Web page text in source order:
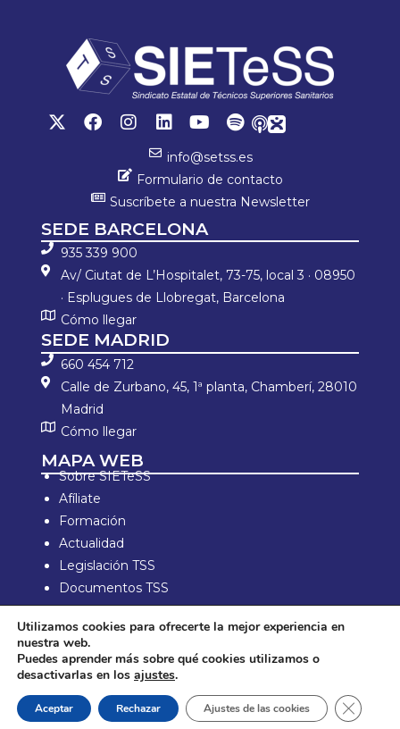
info@setss.es
Formulario de contacto
Suscríbete a nuestra Newsletter
SEDE BARCELONA
935 339 900
Av/ Ciutat de L’Hospitalet, 73-75, local 3 · 08950
· Esplugues de Llobregat, Barcelona
Cómo llegar
SEDE MADRID
660 454 712
Calle de Zurbano, 45, 1ª planta, Chamberí, 28010
Madrid
Cómo llegar
MAPA WEB
Sobre SIETeSS
Afíliate
Formación
Actualidad
Legislación TSS
Documentos TSS
Información laboral
Zona de Socios
Aviso Legal y política de privacidad
Política de compra y devolución
Política de Cookies
Utilizamos cookies para ofrecerte la mejor experiencia en
nuestra web.
Puedes aprender más sobre qué cookies utilizamos o
desactivarlas en los ajustes.
Aceptar Rechazar Ajustes de las cookies Cerrar el